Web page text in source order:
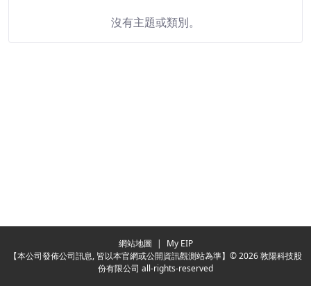
沒有主題或類別。
網站地圖 |
My EIP
【本公司發佈公司訊息, 皆以本官網或公開資訊觀測站為準】© 2026 敦陽科技股
份有限公司 all-rights-reserved